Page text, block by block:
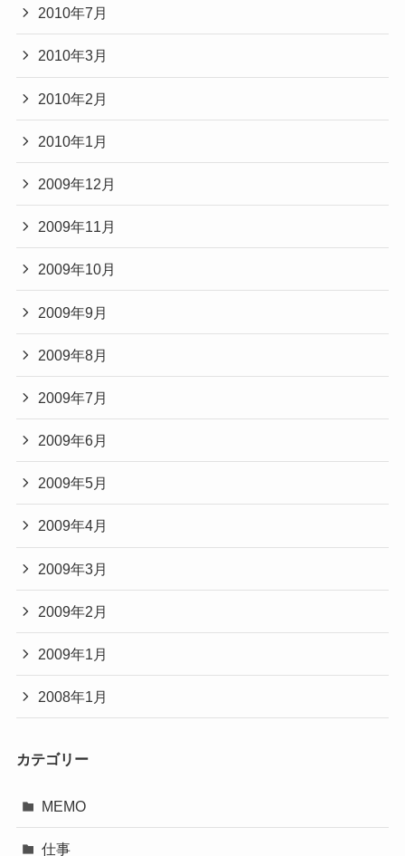
2010年7月
2010年3月
2010年2月
2010年1月
2009年12月
2009年11月
2009年10月
2009年9月
2009年8月
2009年7月
2009年6月
2009年5月
2009年4月
2009年3月
2009年2月
2009年1月
2008年1月
カテゴリー
MEMO
仕事